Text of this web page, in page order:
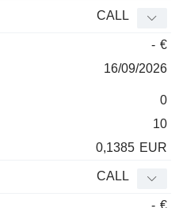
CALL
- €
16/09/2026
0
10
0,1385 EUR
CALL